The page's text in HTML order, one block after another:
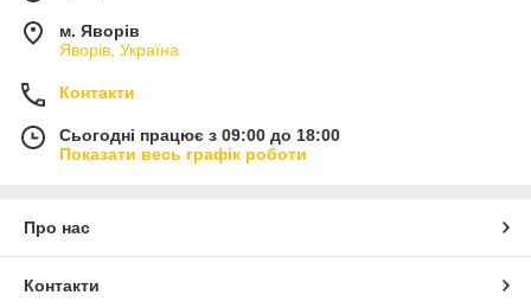
м. Яворів
Яворів, Україна
Контакти
Сьогодні працює з 09:00 до 18:00
Показати весь графік роботи
Про нас
Контакти